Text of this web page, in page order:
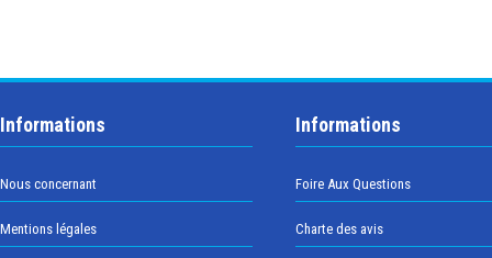
Informations
Nous concernant
Mentions légales
Informations
Foire Aux Questions
Charte des avis